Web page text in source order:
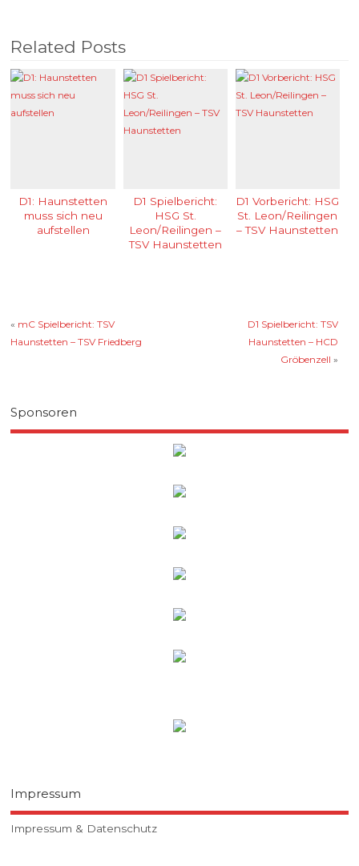
Related Posts
D1: Haunstetten
muss sich neu
aufstellen
D1 Spielbericht:
HSG St.
Leon/Reilingen –
TSV Haunstetten
D1 Vorbericht: HSG
St. Leon/Reilingen
– TSV Haunstetten
« mC Spielbericht: TSV
Haunstetten – TSV Friedberg
D1 Spielbericht: TSV
Haunstetten – HCD
Gröbenzell »
Sponsoren
Impressum
Impressum & Datenschutz